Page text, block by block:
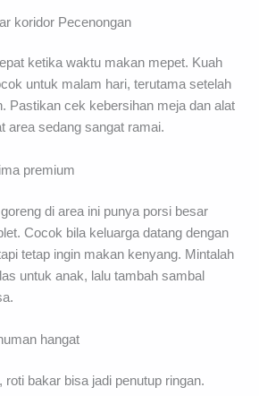
koridor Pecenongan
ketika waktu makan mepet. Kuah
untuk malam hari, terutama setelah
Pastikan cek kebersihan meja dan alat
area sedang sangat ramai.
premium
di area ini punya porsi besar
Cocok bila keluarga datang dengan
tetap ingin makan kenyang. Mintalah
untuk anak, lalu tambah sambal
hangat
roti bakar bisa jadi penutup ringan.